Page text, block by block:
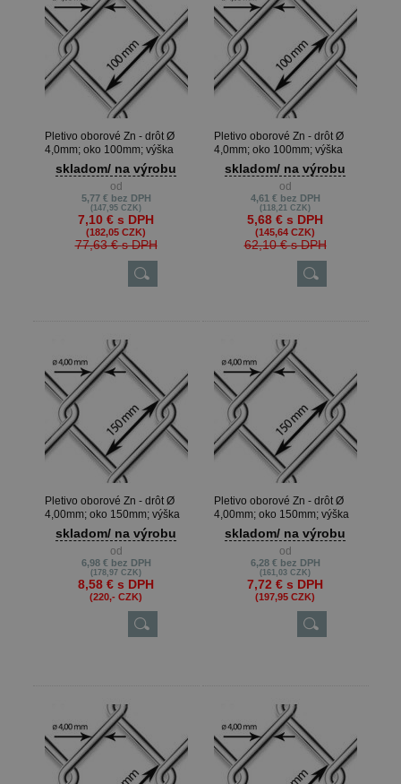
Pletivo oborové Zn - drôt Ø
4,0mm; oko 100mm; výška
125cm
skladom/ na výrobu
od
5,77 € bez DPH
(147,95 CZK)
7,10 € s DPH
(182,05 CZK)
77,63 €s DPH
Pletivo oborové Zn - drôt Ø
4,0mm; oko 100mm; výška
100cm
skladom/ na výrobu
od
4,61 € bez DPH
(118,21 CZK)
5,68 € s DPH
(145,64 CZK)
62,10 €s DPH
Pletivo oborové Zn - drôt Ø
4,00mm; oko 150mm; výška
200cm
skladom/ na výrobu
od
6,98 € bez DPH
(178,97 CZK)
8,58 € s DPH
(220,- CZK)
Pletivo oborové Zn - drôt Ø
4,00mm; oko 150mm; výška
180cm
skladom/ na výrobu
od
6,28 € bez DPH
(161,03 CZK)
7,72 € s DPH
(197,95 CZK)